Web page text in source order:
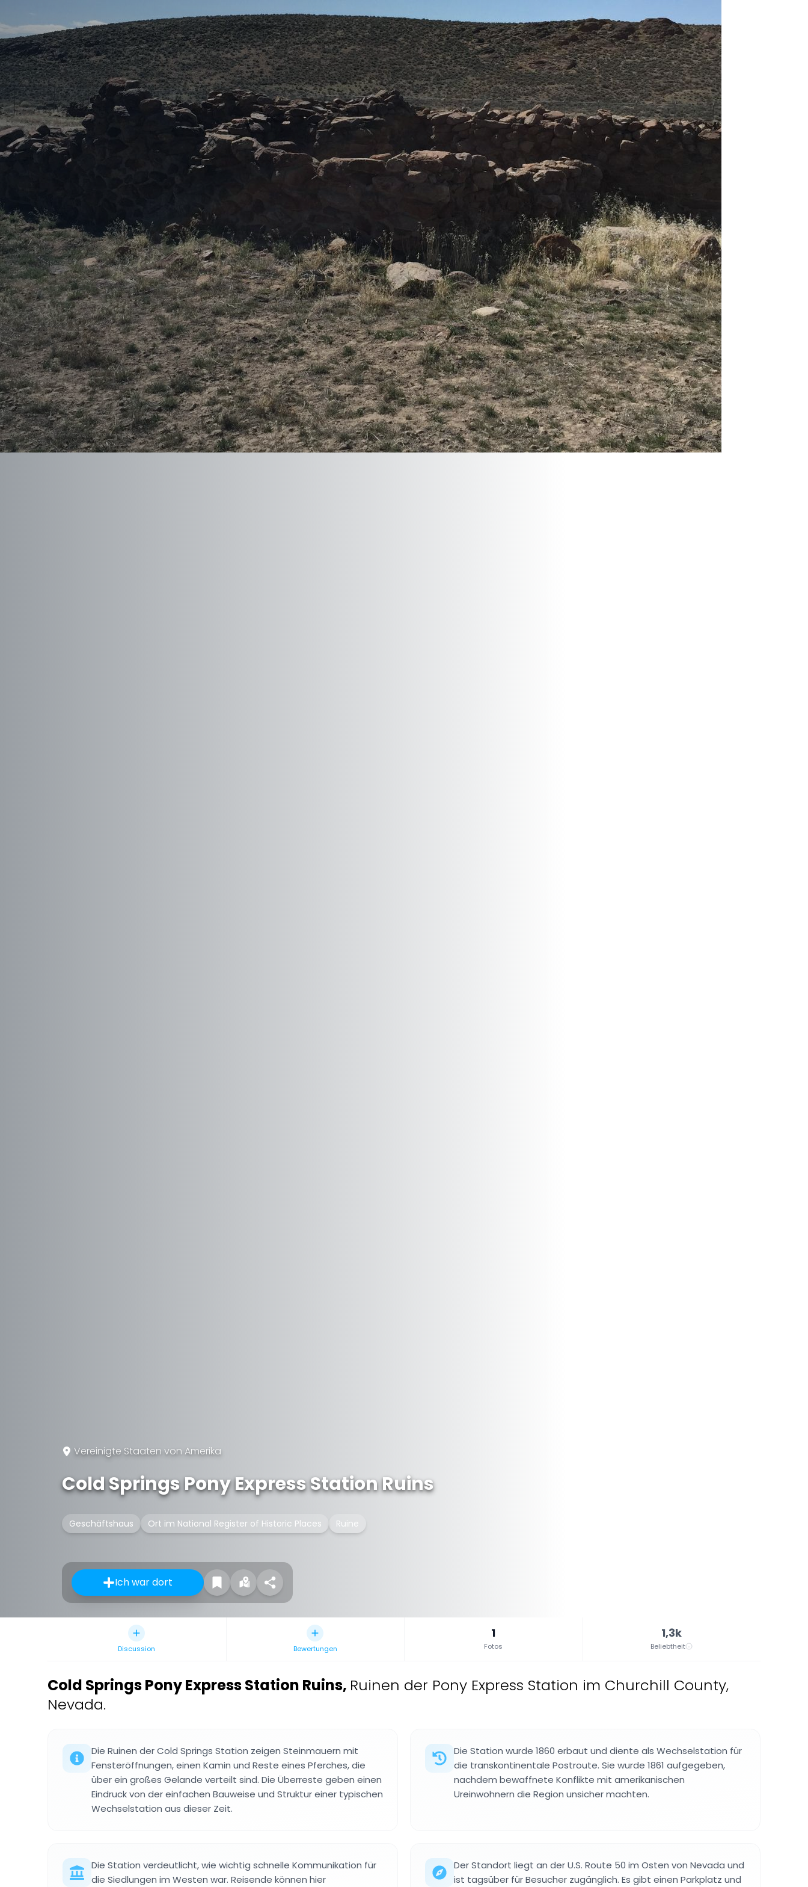
Vereinigte Staaten von Amerika
Cold Springs Pony Express Station Ruins
Geschäftshaus Ort im National Register of Historic Places Ruine
Ich war dort
Discussion Bewertungen
1
Fotos
1,3k
Beliebtheit
Cold Springs Pony Express Station Ruins, Ruinen der Pony Express Station im Churchill County,
Nevada.
Die Ruinen der Cold Springs Station zeigen Steinmauern mit
Fensteröffnungen, einen Kamin und Reste eines Pferches, die
über ein großes Gelande verteilt sind. Die Überreste geben einen
Eindruck von der einfachen Bauweise und Struktur einer typischen
Wechselstation aus dieser Zeit.
Die Station wurde 1860 erbaut und diente als Wechselstation für
die transkontinentale Postroute. Sie wurde 1861 aufgegeben,
nachdem bewaffnete Konflikte mit amerikanischen
Ureinwohnern die Region unsicher machten.
Die Station verdeutlicht, wie wichtig schnelle Kommunikation für
die Siedlungen im Westen war. Reisende können hier
Der Standort liegt an der U.S. Route 50 im Osten von Nevada und
ist tagsüber für Besucher zugänglich. Es gibt einen Parkplatz und